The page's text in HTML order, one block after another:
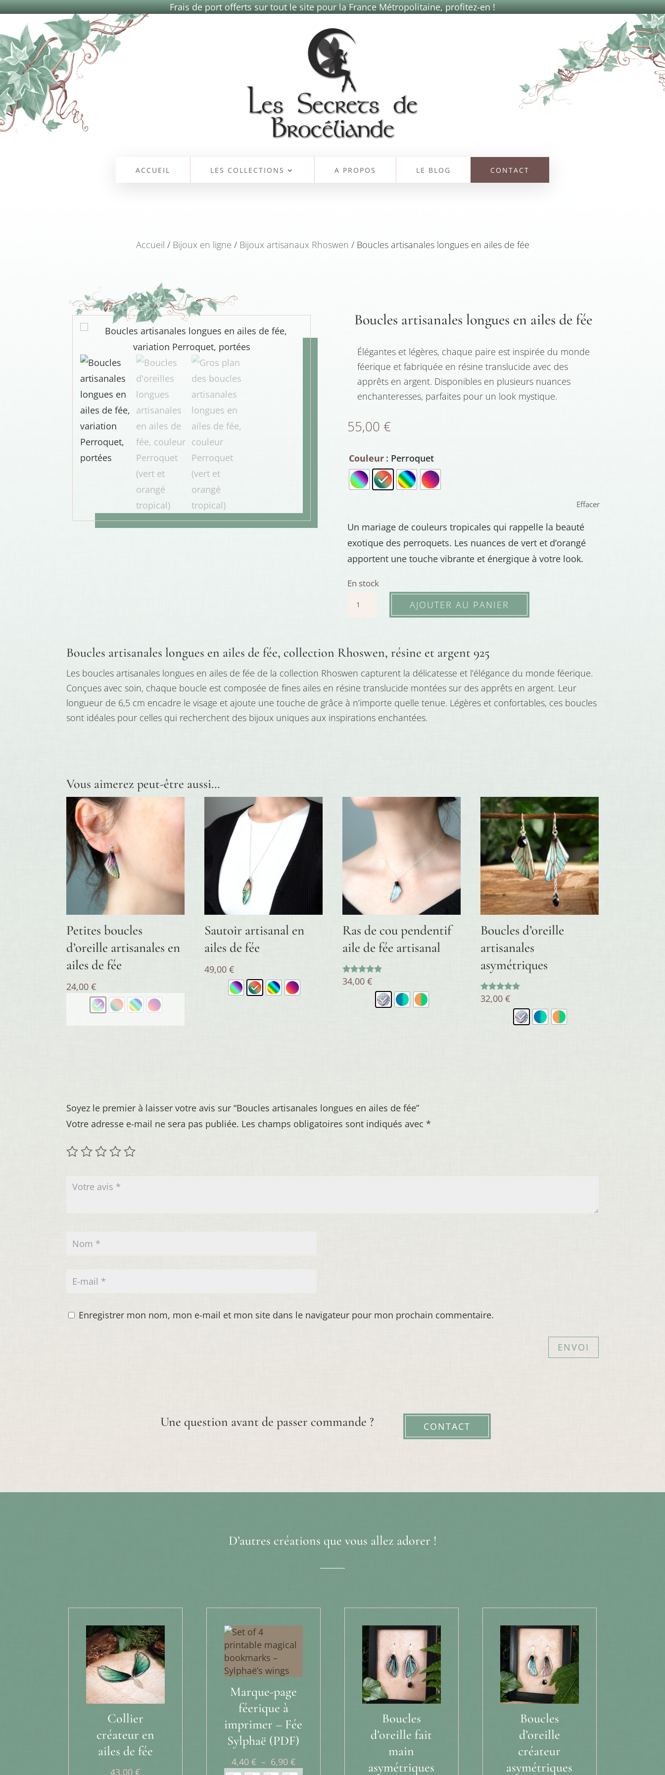
Frais de port offerts sur tout le site pour la France Métropolitaine, profitez-en !
ACCUEIL LES COLLECTIONS A PROPOS LE BLOG CONTACT
Accueil / Bijoux en ligne / Bijoux artisanaux Rhoswen / Boucles artisanales longues en ailes de fée
Boucles artisanales longues en ailes de fée
Élégantes et légères, chaque paire est inspirée du monde
féerique et fabriquée en résine translucide avec des
apprêts en argent. Disponibles en plusieurs nuances
enchanteresses, parfaites pour un look mystique.
55,00 €
Couleur : Perroquet
Effacer
Un mariage de couleurs tropicales qui rappelle la beauté
exotique des perroquets. Les nuances de vert et d’orangé
apportent une touche vibrante et énergique à votre look.
En stock
artisanales
en
ailes
de
AJOUTER AU PANIER
Boucles artisanales longues en ailes de fée, collection Rhoswen, résine et argent 925
Les boucles artisanales longues en ailes de fée de la collection Rhoswen capturent la délicatesse et l’élégance du monde féerique.
Conçues avec soin, chaque boucle est composée de fines ailes en résine translucide montées sur des apprêts en argent. Leur
longueur de 6,5 cm encadre le visage et ajoute une touche de grâce à n’importe quelle tenue. Légères et confortables, ces boucles
sont idéales pour celles qui recherchent des bijoux uniques aux inspirations enchantées.
Vous aimerez peut-être aussi…
Petites boucles
d’oreille artisanales en
ailes de fée
24,00€
Sautoir artisanal en
ailes de fée
49,00€
Ras de cou pendentif
aile de fée artisanal
Note
5.00
34,00€
Boucles d’oreille
artisanales
asymétriques
Note
5.00
32,00€
Soyez le premier à laisser votre avis sur “Boucles artisanales longues en ailes de fée”
Votre adresse e-mail ne sera pas publiée. Les champs obligatoires sont indiqués avec*
Enregistrer mon nom, mon e-mail et mon site dans le navigateur pour mon prochain commentaire.
ENVOI
Une question avant de passer commande ? CONTACT
D’autres créations que vous allez adorer !
Collier
créateur en
ailes de fée
43,00€
Marque-page
féerique à
imprimer – Fée
Sylphaë (PDF)
4,40 € – 6,90 €Plage
Boucles
d’oreille fait
main
asymétriques
Boucles
d’oreille
créateur
asymétriques